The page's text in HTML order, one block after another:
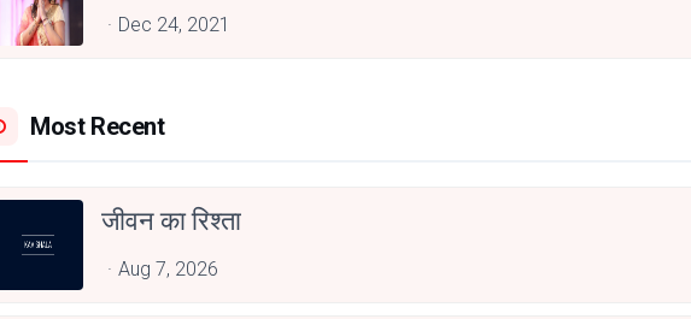
Dec 24, 2021
Most Recent
जीवन का रिश्ता
Aug 7, 2026